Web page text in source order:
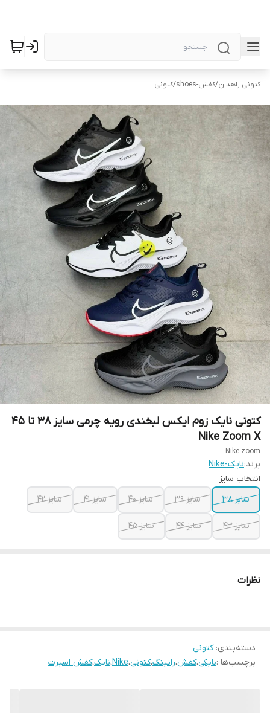
کتونی زاهدان/کفش-shoes /کتونی
کتونی نایک زوم ایکس لبخندی رویه چرمی سایز ۳۸ تا ۴۵
Nike Zoom X
Nike zoom
برند:نایک-Nike
انتخاب سایز
سایز ۳۸
سایز ۳۹ سایز ۴۰ سایز ۴۱ سایز ۴۲
سایز ۴۳ سایز ۴۴ سایز ۴۵
نظرات
دسته‌بندی:کتونی
برچسب‌ها :نایکی،کفش،رانینگ،کتونی،Nike،نایک،کفش اسپرت